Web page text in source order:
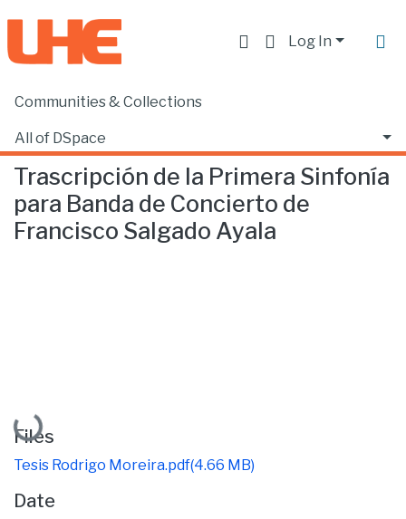
Log In
Communities & Collections
All of DSpace
Statistics
Home Escuela de Música
Trascripción de la Primera Sinfonía
para Banda de Concierto de
Francisco Salgado Ayala
Loading...
Files
Tesis Rodrigo Moreira.pdf(4.66 MB)
Date